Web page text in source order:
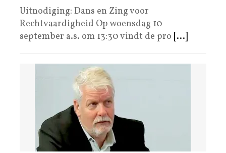
Uitnodiging: Dans en Zing voor
Rechtvaardigheid Op woensdag 10
september a.s. om 13:30 vindt de pro [...]